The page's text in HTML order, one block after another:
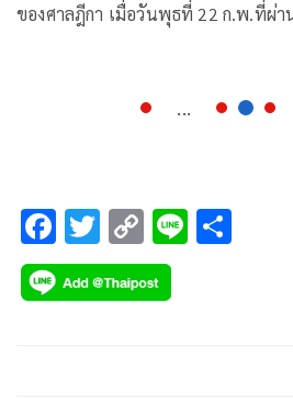
ของศาลฎีกา เมื่อวันพุธที่ 22 ก.พ.ที่ผ่
สิงหาคม 2565 มีความผิดฐาน ฝ่าฝืนม
...
F
ac
e
T
wi
tt
C
o
p
Li